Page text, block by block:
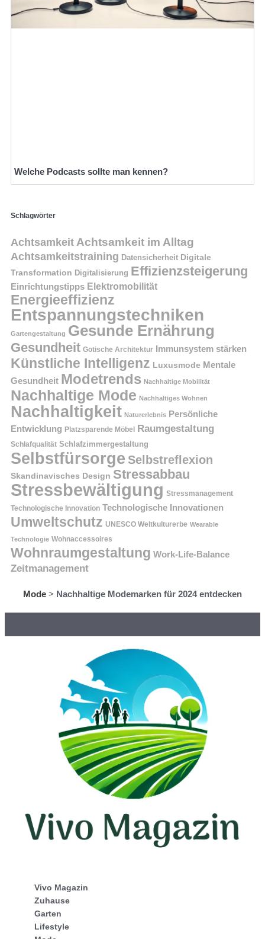
Welche Podcasts sollte man kennen?
Schlagwörter
Achtsamkeit Achtsamkeit im Alltag
Achtsamkeitstraining Datensicherheit Digitale
Transformation Digitalisierung Effizienzsteigerung
Einrichtungstipps Elektromobilität
Energieeffizienz
Entspannungstechniken
Gartengestaltung Gesunde Ernährung
Gesundheit Gotische Architektur Immunsystem stärken
Künstliche Intelligenz Luxusmode Mentale
Gesundheit Modetrends Nachhaltige Mobilität
Nachhaltige Mode Nachhaltiges Wohnen
Nachhaltigkeit Naturerlebnis Persönliche
Entwicklung Platzsparende Möbel Raumgestaltung
Schlafqualität Schlafzimmergestaltung
Selbstfürsorge Selbstreflexion
Skandinavisches Design Stressabbau
Stressbewältigung Stressmanagement
Technologische Innovation Technologische Innovationen
Umweltschutz UNESCO Weltkulturerbe Wearable
Technologie Wohnaccessoires
Wohnraumgestaltung Work-Life-Balance
Zeitmanagement
Mode > Nachhaltige Modemarken für 2024 entdecken
Vivo Magazin
Zuhause
Garten
Lifestyle